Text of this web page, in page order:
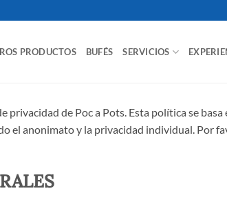
PRODUCTOS BUFÉS SERVICIOS
privacidad de Poc a Pots. Esta política se
el anonimato y la privacidad individual. Por